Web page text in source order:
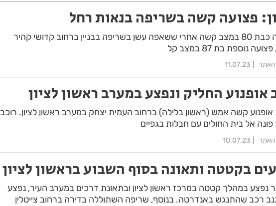
פצועה קשה בשריפה בנאות רחל
קשישה כבת 80 במצב קשה אחרי ששאפה עשן בשריפה בבניין ברחוב קדושי קהיר
נוספת בת 87 במצב קל
11.07.23
אופנוע החליק ונפצע במערב ראשון לציון
אופנוע קשה אמש (ראשון בלילה) ברחוב העמית יצחק במערב ראשון לציון. רוכב
פונה אל בית החולים עם חבלות בגפיים
10.07.23
בקטטה ותאונה בסוף השבוע בראשון לציון
נפצע במהלך קטטה במרכז ראשון לציון ובתאונת דרכים במערב העיר, נפצע
רכב שהתנגש באנדרטה. בנוסף, שריפה השתוללה בדירה ברחוב צייטלין